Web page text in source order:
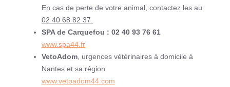
En cas de perte de votre animal, contactez les au
02 40 68 82 37.
SPA de Carquefou : 02 40 93 76 61
www.spa44.fr
VetoAdom, urgences vétérinaires à domicile à
Nantes et sa région
www.vetoadom44.com